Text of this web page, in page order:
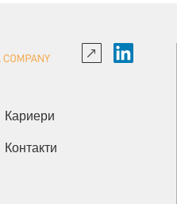
Кариери
Контакти